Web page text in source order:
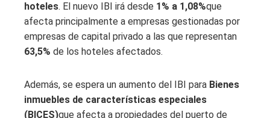
hoteles. El nuevo IBI irá desde 1% a 1,08%que
afecta principalmente a empresas gestionadas por
empresas de capital privado a las que representan
63,5% de los hoteles afectados.
Además, se espera un aumento del IBI para Bienes
inmuebles de características especiales
(BICES)que afecta a propiedades del puerto de